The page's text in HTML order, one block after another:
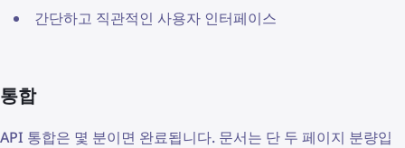
간단하고 직관적인 사용자 인터페이스
통합
API 통합은 몇 분이면 완료됩니다. 문서는 단 두 페이지 분량입